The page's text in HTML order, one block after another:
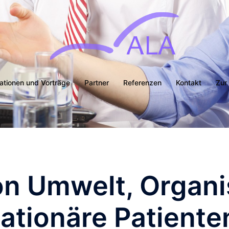
und Vorträge Partner Referenzen Kontakt Zur
Umwelt,